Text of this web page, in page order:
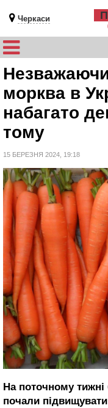
Черкаси
морква в
набагато
тому
15 БЕРЕЗНЯ 2024, 19:18
На поточному тижні
почали